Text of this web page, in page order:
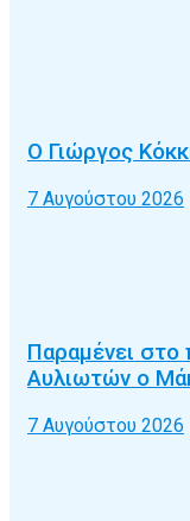
Ο Γιώργος
7 Αυγούστου 2026
Παραμένει
Αυλιωτών ο
7 Αυγούστου 2026